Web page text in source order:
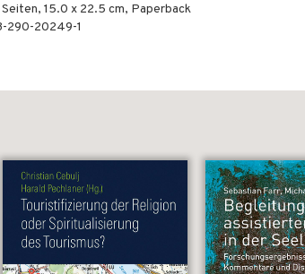
Seiten, 15.0 x 22.5 cm, Paperback
290-20249-1